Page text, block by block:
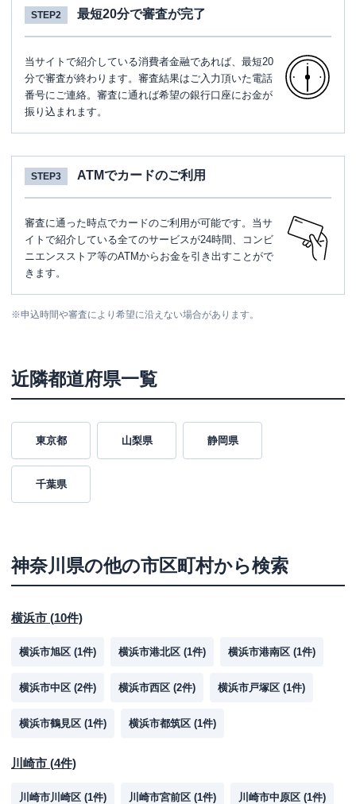
STEP2 最短20分で審査が完了
当サイトで紹介している消費者金融であれば、最短20
分で審査が終わります。審査結果はご入力頂いた電話
番号にご連絡。審査に通れば希望の銀行口座にお金が
振り込まれます。
STEP3 ATMでカードのご利用
審査に通った時点でカードのご利用が可能です。当サ
イトで紹介している全てのサービスが24時間、コンビ
ニエンスストア等のATMからお金を引き出すことがで
きます。
※申込時間や審査により希望に沿えない場合があります。
近隣都道府県一覧
東京都 山梨県 静岡県
千葉県
神奈川県の他の市区町村から検索
横浜市 (10件)
横浜市旭区 (1件) 横浜市港北区 (1件) 横浜市港南区 (1件)
横浜市中区 (2件) 横浜市西区 (2件) 横浜市戸塚区 (1件)
横浜市鶴見区 (1件) 横浜市都筑区 (1件)
川崎市 (4件)
川崎市川崎区 (1件) 川崎市宮前区 (1件) 川崎市中原区 (1件)